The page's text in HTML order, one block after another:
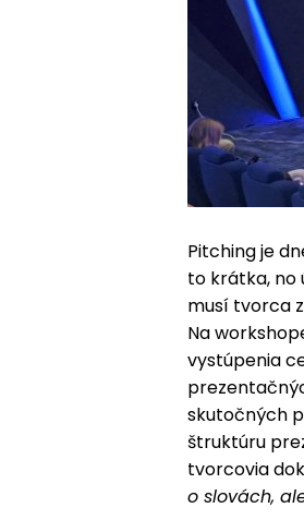
Pitching je
to krátka, no
musí tvorca
Na
vystúpenia
skutočných
štruktúru
tvorcovia
o slovách,